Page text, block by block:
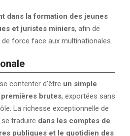
dans la formation des jeunes
et juristes miniers, afin de
force face aux multinationales.
contenter d’être un simple
brutes, exportées sans
La richesse exceptionnelle de
traduire dans les comptes de
publiques et le quotidien des